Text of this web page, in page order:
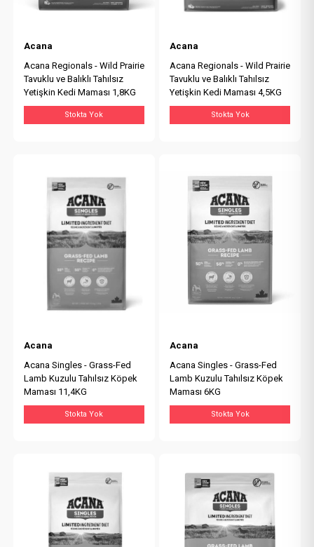
Acana
Acana Regionals - Wild Prairie
Tavuklu ve Balıklı Tahılsız
Yetişkin Kedi Maması 1,8KG
Stokta Yok
Acana
Acana Regionals - Wild Prairie
Tavuklu ve Balıklı Tahılsız
Yetişkin Kedi Maması 4,5KG
Stokta Yok
Acana
Acana Singles - Grass-Fed
Lamb Kuzulu Tahılsız Köpek
Maması 11,4KG
Stokta Yok
Acana
Acana Singles - Grass-Fed
Lamb Kuzulu Tahılsız Köpek
Maması 6KG
Stokta Yok